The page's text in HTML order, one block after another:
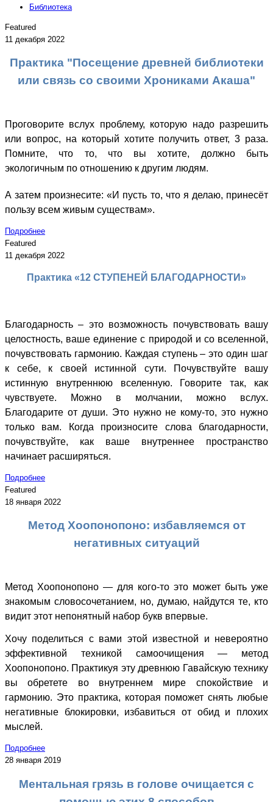
Библиотека
Featured
11 декабря 2022
Практика "Посещение древней библиотеки
или связь со своими Хрониками Акаша"
Проговорите вслух проблему, которую надо разрешить
или вопрос, на который хотите получить ответ, 3 раза.
Помните, что то, что вы хотите, должно быть
экологичным по отношению к другим людям.
А затем произнесите: «И пусть то, что я делаю, принесёт
пользу всем живым существам».
Подробнее
Featured
11 декабря 2022
Практика «12 СТУПЕНЕЙ БЛАГОДАРНОСТИ»
Благодарность – это возможность почувствовать вашу
целостность, ваше единение с природой и со вселенной,
почувствовать гармонию. Каждая ступень – это один шаг
к себе, к своей истинной сути. Почувствуйте вашу
истинную внутреннюю вселенную. Говорите так, как
чувствуете. Можно в молчании, можно вслух.
Благодарите от души. Это нужно не кому-то, это нужно
только вам. Когда произносите слова благодарности,
почувствуйте, как ваше внутреннее пространство
начинает расширяться.
Подробнее
Featured
18 января 2022
Метод Хоопонопоно: избавляемся от
негативных ситуаций
Метод Хоопонопоно — для кого-то это может быть уже
знакомым словосочетанием, но, думаю, найдутся те, кто
видит этот непонятный набор букв впервые.
Хочу поделиться с вами этой известной и невероятно
эффективной техникой самоочищения — метод
Хоопонопоно. Практикуя эту древнюю Гавайскую технику
вы обретете во внутреннем мире спокойствие и
гармонию. Это практика, которая поможет снять любые
негативные блокировки, избавиться от обид и плохих
мыслей.
Подробнее
28 января 2019
Ментальная грязь в голове очищается с